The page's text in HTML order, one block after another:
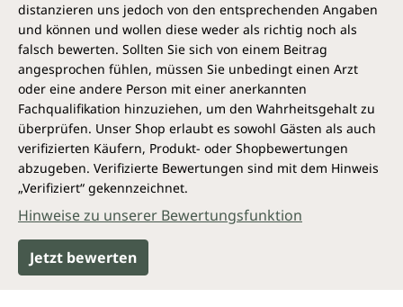
distanzieren uns jedoch von den entsprechenden Angaben
und können und wollen diese weder als richtig noch als
falsch bewerten. Sollten Sie sich von einem Beitrag
angesprochen fühlen, müssen Sie unbedingt einen Arzt
oder eine andere Person mit einer anerkannten
Fachqualifikation hinzuziehen, um den Wahrheitsgehalt zu
überprüfen. Unser Shop erlaubt es sowohl Gästen als auch
verifizierten Käufern, Produkt- oder Shopbewertungen
abzugeben. Verifizierte Bewertungen sind mit dem Hinweis
„Verifiziert“ gekennzeichnet.
Hinweise zu unserer Bewertungsfunktion
Jetzt bewerten